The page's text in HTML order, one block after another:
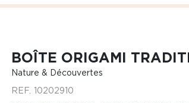
BOÎTE ORIGAMI
Nature & Découvertes
REF. 10202910